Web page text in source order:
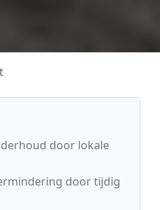
door lokale
door tijdig